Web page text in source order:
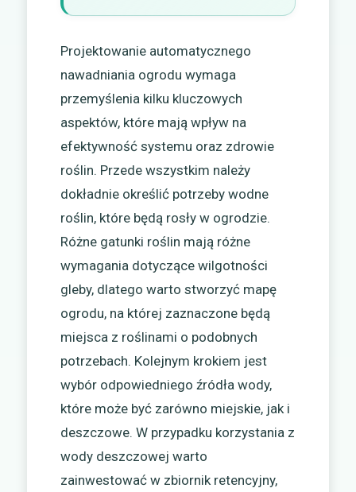
Projektowanie automatycznego
nawadniania ogrodu wymaga
przemyślenia kilku kluczowych
aspektów, które mają wpływ na
efektywność systemu oraz zdrowie
roślin. Przede wszystkim należy
dokładnie określić potrzeby wodne
roślin, które będą rosły w ogrodzie.
Różne gatunki roślin mają różne
wymagania dotyczące wilgotności
gleby, dlatego warto stworzyć mapę
ogrodu, na której zaznaczone będą
miejsca z roślinami o podobnych
potrzebach. Kolejnym krokiem jest
wybór odpowiedniego źródła wody,
które może być zarówno miejskie, jak i
deszczowe. W przypadku korzystania z
wody deszczowej warto
zainwestować w zbiornik retencyjny,